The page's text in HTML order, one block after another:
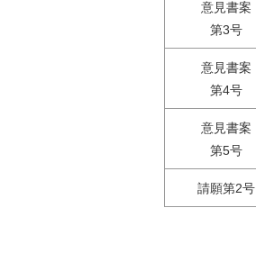
意見書案
第3号
意見書案
第4号
意見書案
第5号
請願第2号